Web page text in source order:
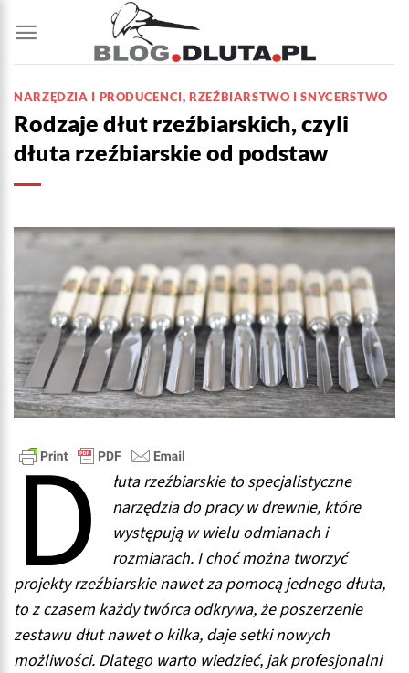
do
zawartości
NARZĘDZIA I PRODUCENCI , RZEŹBIARSTWO I SNYCERSTWO
Rodzaje dłut rzeźbiarskich, czyli
dłuta rzeźbiarskie od podstaw
D
łuta rzeźbiarskie to specjalistyczne
narzędzia do pracy w drewnie, które
występują w wielu odmianach i
rozmiarach. I choć można tworzyć
projekty rzeźbiarskie nawet za pomocą jednego dłuta,
to z czasem każdy twórca odkrywa, że poszerzenie
zestawu dłut nawet o kilka, daje setki nowych
możliwości. Dlatego warto wiedzieć, jak profesjonalni